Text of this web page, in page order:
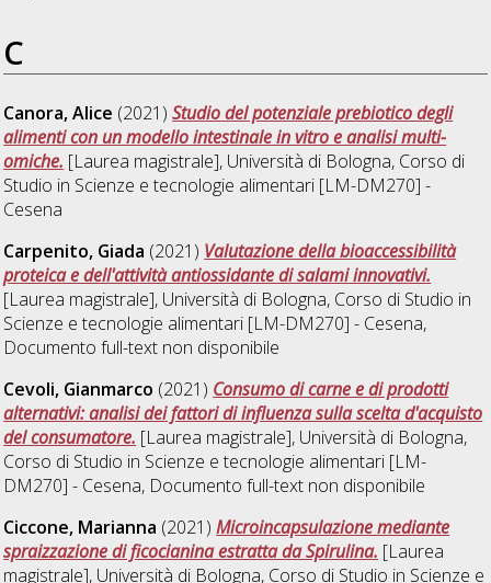
C
Canora, Alice (2021)Studio del potenziale prebiotico degli
alimenti con un modello intestinale in vitro e analisi multi-
omiche. [Laurea magistrale], Università di Bologna, Corso di
Studio in Scienze e tecnologie alimentari [LM-DM270] -
Cesena
Carpenito, Giada (2021) Valutazione della bioaccessibilità
proteica e dell'attività antiossidante di salami innovativi.
[Laurea magistrale], Università di Bologna, Corso di Studio in
Scienze e tecnologie alimentari [LM-DM270] - Cesena,
Documento full-text non disponibile
Cevoli, Gianmarco (2021) Consumo di carne e di prodotti
alternativi: analisi dei fattori di influenza sulla scelta d'acquisto
del consumatore. [Laurea magistrale], Università di Bologna,
Corso di Studio in Scienze e tecnologie alimentari [LM-
DM270] - Cesena, Documento full-text non disponibile
Ciccone, Marianna (2021)Microincapsulazione mediante
spraizzazione di ficocianina estratta da Spirulina. [Laurea
magistrale], Università di Bologna, Corso di Studio in Scienze e